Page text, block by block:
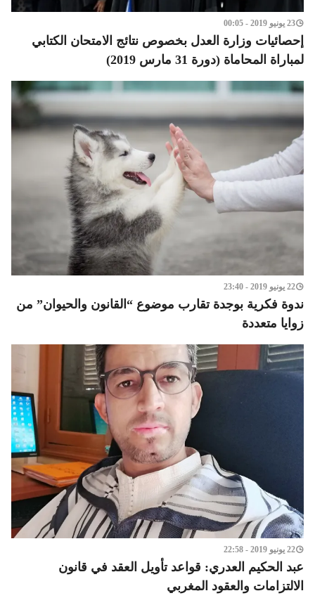
23 يونيو 2019 - 00:05
إحصائيات وزارة العدل بخصوص نتائج الامتحان الكتابي
لمباراة المحاماة (دورة 31 مارس 2019)
22 يونيو 2019 - 23:40
ندوة فكرية بوجدة تقارب موضوع “القانون والحيوان” من
زوايا متعددة
22 يونيو 2019 - 22:58
عبد الحكيم العدري: قواعد تأويل العقد في قانون
الالتزامات والعقود المغربي